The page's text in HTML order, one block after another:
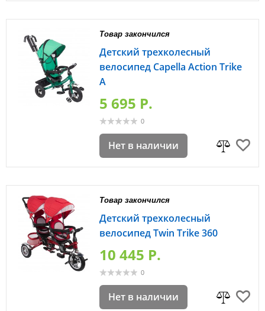
Товар закончился
Детский трехколесный
велосипед Capella Action Trike
А
5 695 P.
0
Нет в наличии
Товар закончился
Детский трехколесный
велосипед Twin Trike 360
10 445 P.
0
Нет в наличии